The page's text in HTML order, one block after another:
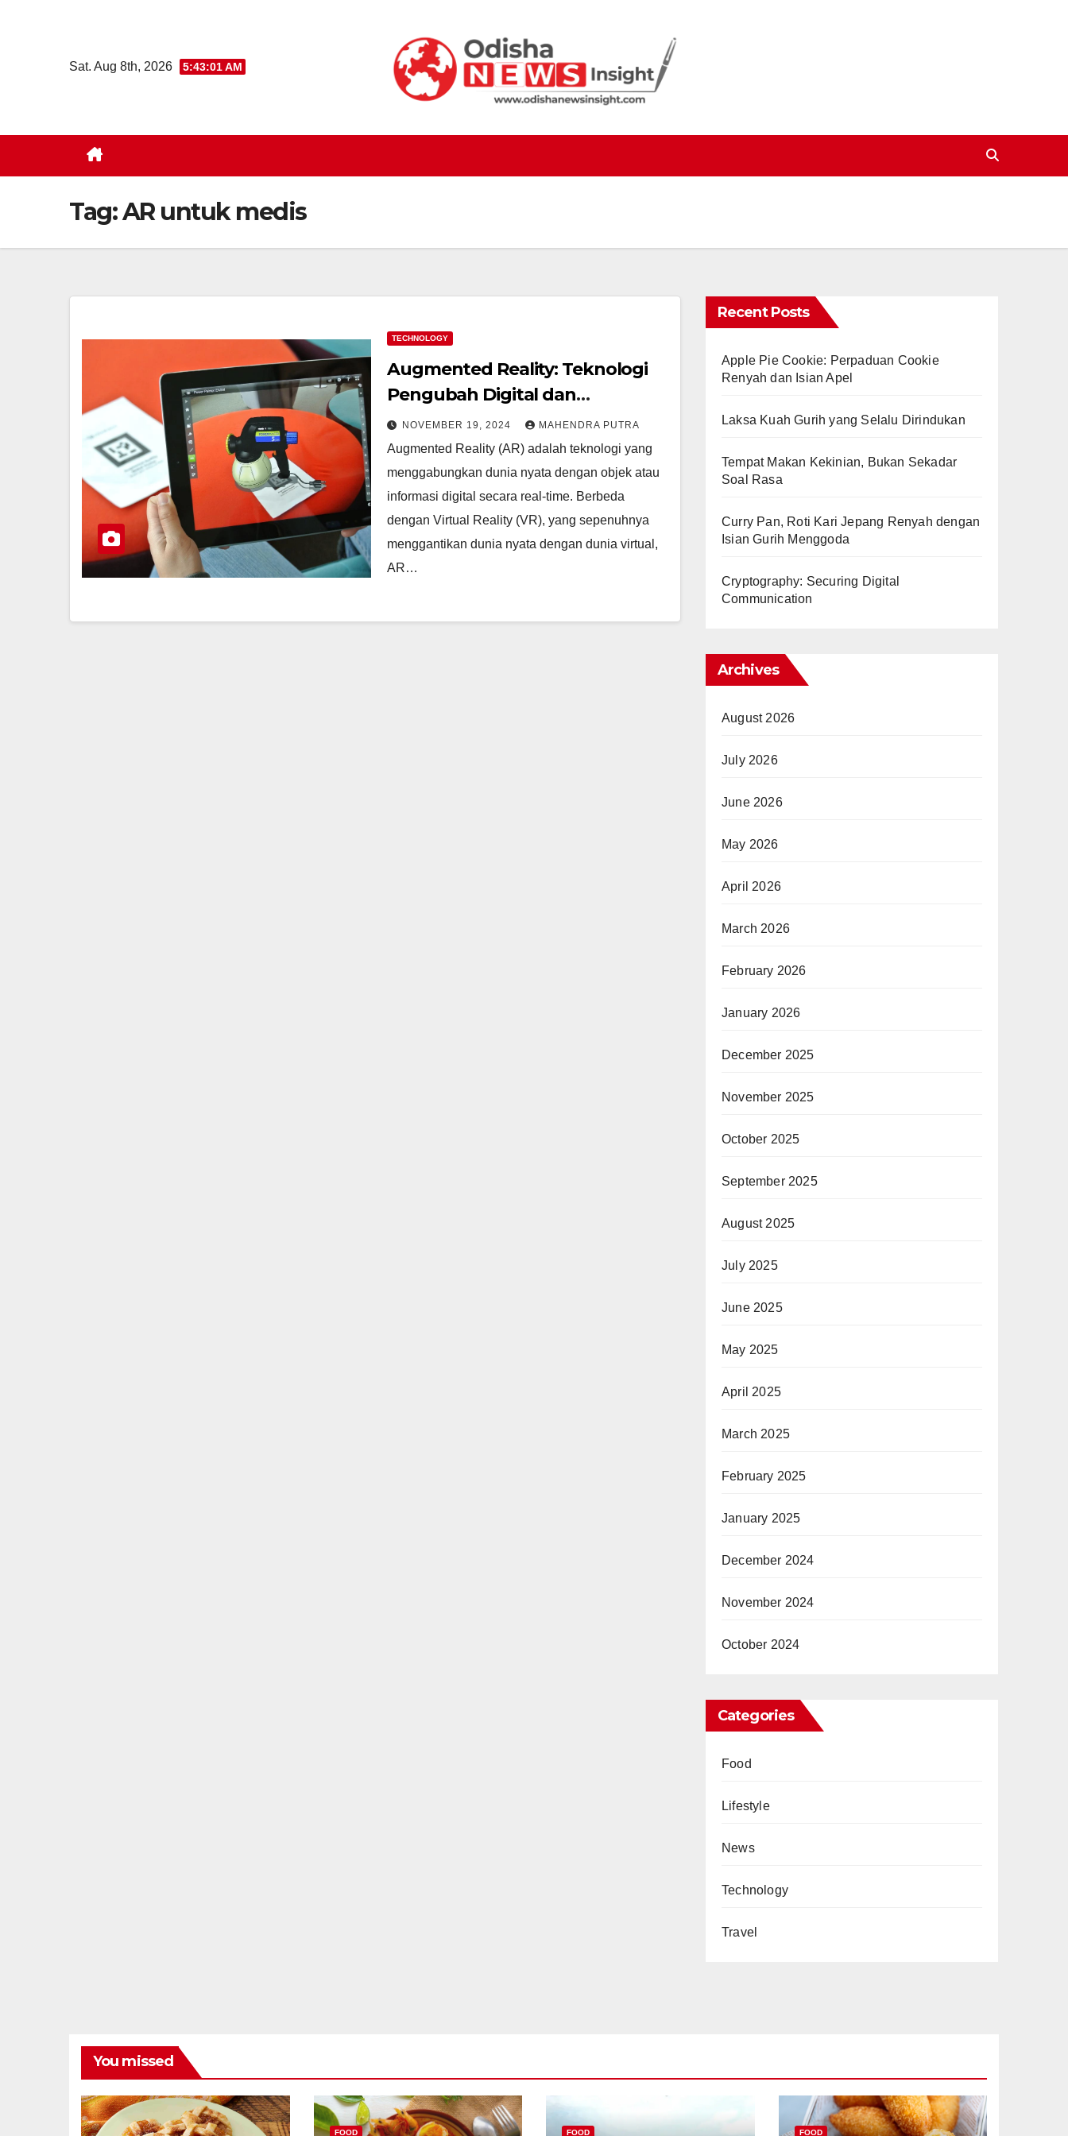
Sat. Aug 8th, 2026 5:43:02 AM
Tag:AR untuk medis
TECHNOLOGY
Augmented Reality: Teknologi
Pengubah Digital dan
Kehidupan
NOVEMBER 19, 2024 MAHENDRA PUTRA
Augmented Reality (AR) adalah teknologi yang
menggabungkan dunia nyata dengan objek atau
informasi digital secara real-time. Berbeda
dengan Virtual Reality (VR), yang sepenuhnya
menggantikan dunia nyata dengan dunia virtual,
AR…
Recent Posts
Apple Pie Cookie: Perpaduan Cookie
Renyah dan Isian Apel
Laksa Kuah Gurih yang Selalu Dirindukan
Tempat Makan Kekinian, Bukan Sekadar
Soal Rasa
Curry Pan, Roti Kari Jepang Renyah dengan
Isian Gurih Menggoda
Cryptography: Securing Digital
Communication
Archives
August 2026
July 2026
June 2026
May 2026
April 2026
March 2026
February 2026
January 2026
December 2025
November 2025
October 2025
September 2025
August 2025
July 2025
June 2025
May 2025
April 2025
March 2025
February 2025
January 2025
December 2024
November 2024
October 2024
Categories
Food
Lifestyle
News
Technology
Travel
You missed
FOOD FOOD FOOD